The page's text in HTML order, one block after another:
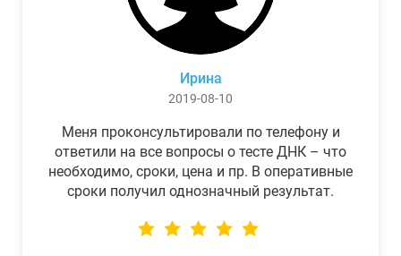
Ирина
2019-08-10
Меня проконсультировали по телефону и
ответили на все вопросы о тесте ДНК – что
необходимо, сроки, цена и пр. В оперативные
сроки получил однозначный результат.